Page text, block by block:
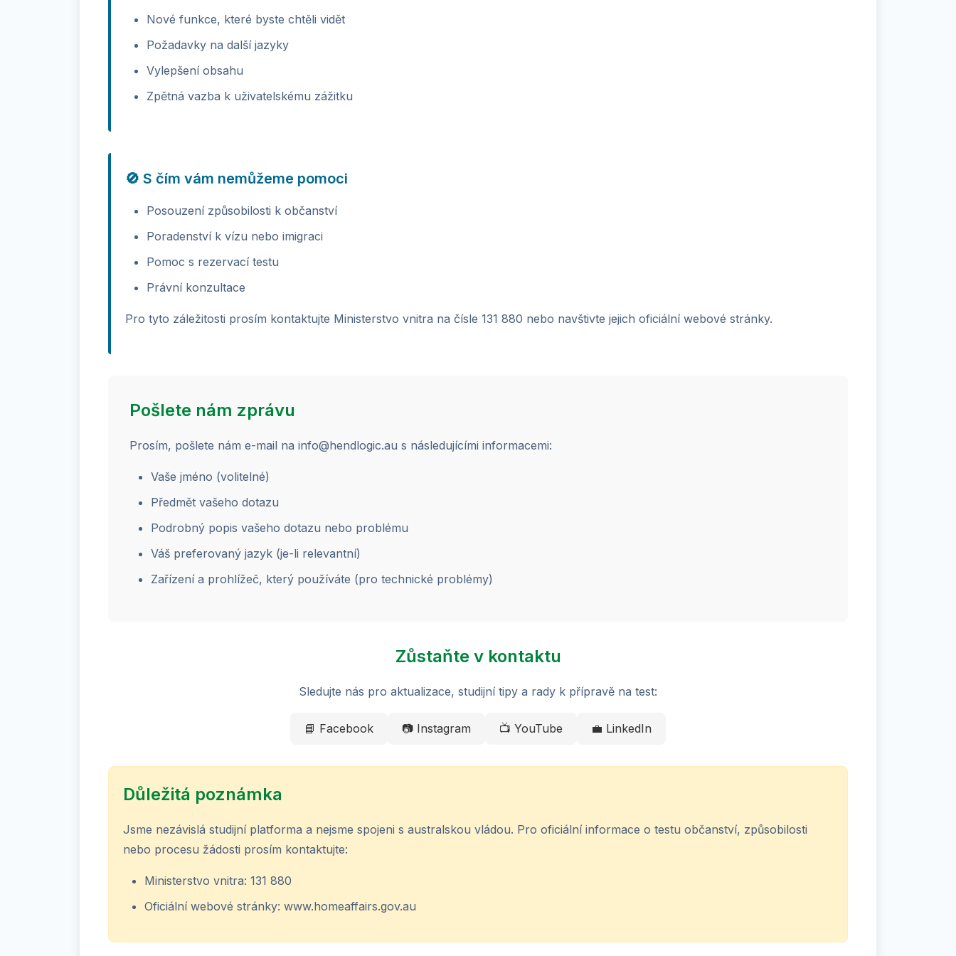
Nové funkce, které byste chtěli vidět
Požadavky na další jazyky
Vylepšení obsahu
Zpětná vazba k uživatelskému zážitku
🚫 S čím vám nemůžeme pomoci
Posouzení způsobilosti k občanství
Poradenství k vízu nebo imigraci
Pomoc s rezervací testu
Právní konzultace
Pro tyto záležitosti prosím kontaktujte Ministerstvo vnitra na čísle 131 880 nebo navštivte jejich oficiální webové stránky.
Pošlete nám zprávu
Prosím, pošlete nám e-mail na info@hendlogic.au s následujícími informacemi:
Vaše jméno (volitelné)
Předmět vašeho dotazu
Podrobný popis vašeho dotazu nebo problému
Váš preferovaný jazyk (je-li relevantní)
Zařízení a prohlížeč, který používáte (pro technické problémy)
Zůstaňte v kontaktu
Sledujte nás pro aktualizace, studijní tipy a rady k přípravě na test:
📘 Facebook 📷 Instagram 📺 YouTube 💼 LinkedIn
Důležitá poznámka
Jsme nezávislá studijní platforma a nejsme spojeni s australskou vládou. Pro oficiální informace o testu občanství, způsobilosti
nebo procesu žádosti prosím kontaktujte:
Ministerstvo vnitra: 131 880
Oficiální webové stránky: www.homeaffairs.gov.au